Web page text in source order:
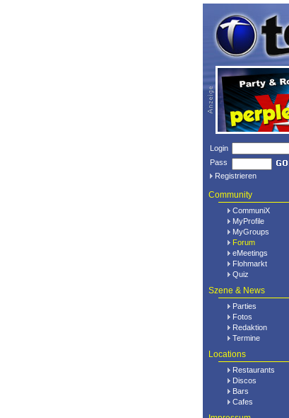
Login
Pass
Registrieren
Community
CommuniX
MyProfile
MyGroups
Forum
eMeetings
Flohmarkt
Quiz
Szene & News
Parties
Fotos
Redaktion
Termine
Locations
Restaurants
Discos
Bars
Cafes